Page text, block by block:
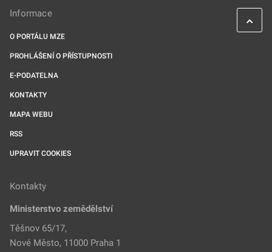
Informace
O PORTÁLU MZE
PROHLÁŠENÍ O PŘÍSTUPNOSTI
E-PODATELNA
KONTAKTY
MAPA WEBU
RSS
UPRAVIT COOKIES
Kontakty
Ministerstvo zemědělství
Těšnov 65/17,
Nové Město, 11000 Praha 1